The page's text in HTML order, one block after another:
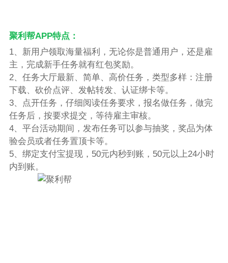
聚利帮APP特点：
1、新用户领取海量福利，无论你是普通用户，还是雇
主，完成新手任务就有红包奖励。
2、任务大厅最新、简单、高价任务，类型多样：注册
下载、砍价点评、发帖转发、认证绑卡等。
3、点开任务，仔细阅读任务要求，报名做任务，做完
任务后，按要求提交，等待雇主审核。
4、平台活动期间，发布任务可以参与抽奖，奖品为体
验会员或者任务置顶卡等。
5、绑定支付宝提现，50元内秒到账，50元以上24小时
内到账。